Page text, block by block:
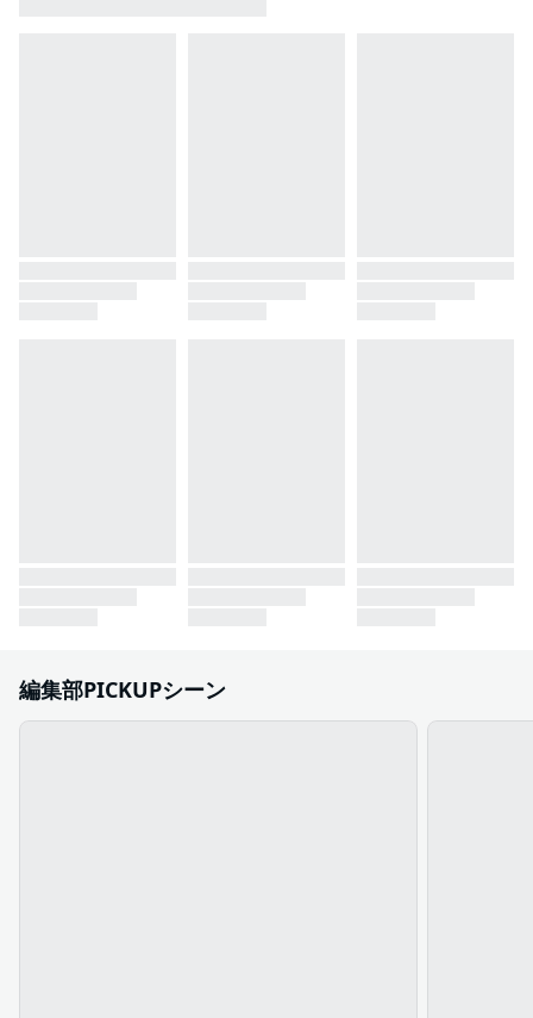
編集部PICKUPシーン